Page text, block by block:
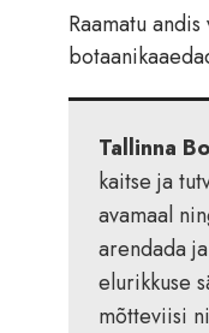
Raamatu andis
Tallinna
kaitse ja
avamaal
arendada
elurikkuse
mõtteviisi